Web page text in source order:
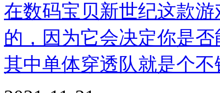
在数码宝贝新世纪这款
的，因为它会决定你是
其中单体穿透队就是个